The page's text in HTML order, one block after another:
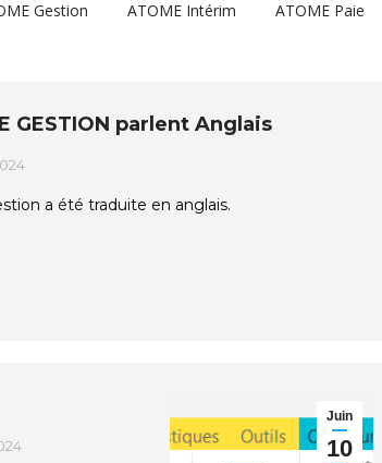
Gestion ATOME Intérim ATOME Paie
GESTION parlent Anglais
a été traduite en anglais.
Juin
10